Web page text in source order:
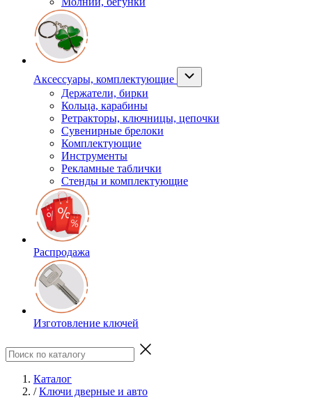
Аксессуары, комплектующие
Держатели, бирки
Кольца, карабины
Ретракторы, ключницы, цепочки
Сувенирные брелоки
Комплектующие
Инструменты
Рекламные таблички
Стенды и комплектующие
Распродажа
Изготовление ключей
Каталог
/ Ключи дверные и авто